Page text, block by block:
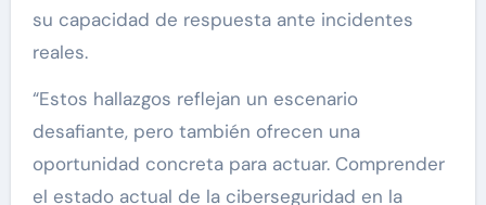
su capacidad de respuesta ante incidentes
reales.
“Estos hallazgos reflejan un escenario
desafiante, pero también ofrecen una
oportunidad concreta para actuar. Comprender
el estado actual de la ciberseguridad en la